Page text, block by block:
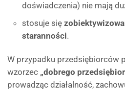
doświadczenia) nie mają
stosuje się
staranności.
W przypadku przedsiębiorców
wzorzec „dobrego
prowadząc działalność,